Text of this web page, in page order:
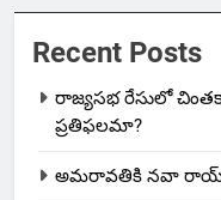
Recent Posts
రాజ్యసభ రేసులో
ప్రతిఫలమా?
అమరావతికి నవా